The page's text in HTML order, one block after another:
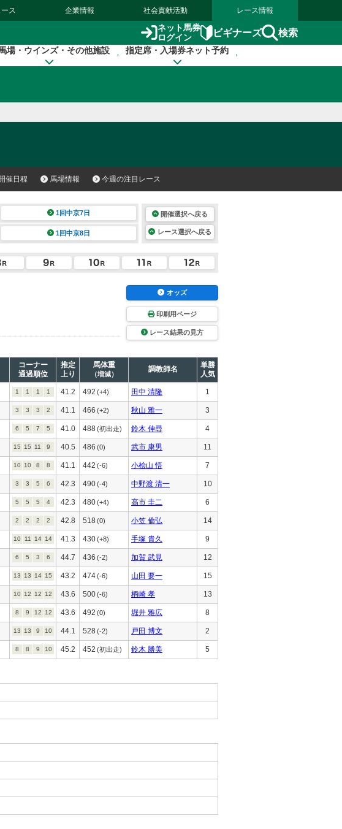
ス 企業情報 社会貢献活動 レース情報
ネット馬券
ログイン
ビギナーズ 検索
場・ウインズ・その他施設 指定席・入場券ネット予約
催日程 馬場情報 今週の注目レース
1回中京7日
1回中京8日
開催選択へ戻る
レース選択へ戻る
オッズ
印刷用ページ
レース結果の見方
コーナー
通過順位
推定
上り
馬体重
（増減）
調教師名
単勝
人気
1 1 1 1 41.2 492 (+4) 田中 清隆 1
3 3 3 2 41.1 466 (+2) 秋山 雅一 3
6 5 7 5 41.0 488(初出走) 鈴木 伸尋 4
15 15 11 9 40.5 486 (0) 武市 康男 11
10 10 8 8 41.1 442 (-6) 小桧山 悟 7
3 3 5 6 42.3 490(-4) 中野渡 清一 10
5 5 5 4 42.3 480(+4) 高市 圭二 6
2 2 2 2 42.8 518 (0) 小笠 倫弘 14
10 11 14 14 41.3 430(+8) 手塚 貴久 9
6 5 3 6 44.7 436 (-2) 加賀 武見 12
13 13 14 15 43.2 474(-6) 山田 要一 15
10 12 12 12 43.6 500(-6) 柄崎 孝 13
8 9 12 12 43.6 492 (0) 堀井 雅広 8
13 13 9 10 44.1 528 (-2) 戸田 博文 2
8 8 9 10 45.2 452 (初出走) 鈴木 勝美 5